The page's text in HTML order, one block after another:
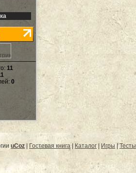
11
0
uCoz | Гостевая книга | Каталог | Игры |Тесты